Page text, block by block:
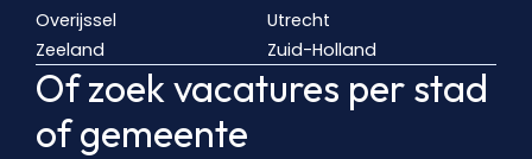
Overijssel
Utrecht
Zeeland
Zuid-Holland
Of zoek vacatures per stad
of gemeente